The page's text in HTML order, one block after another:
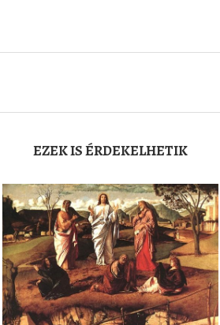
EZEK IS ÉRDEKELHETIK